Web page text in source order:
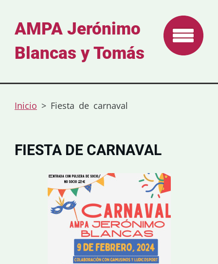
AMPA Jerónimo
Blancas y Tomás
Inicio > Fiesta de carnaval
FIESTA DE CARNAVAL